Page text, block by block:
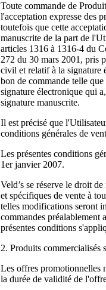
Toute commande de
l'acceptation expresse des
toutefois que cette
manuscrite de la part de
articles 1316 à 1316-4 du
272 du 30 mars 2001, pris
civil et relatif à la signature
bon de commande telle
signature électronique qui
signature manuscrite.
Il est précisé que
conditions générales de
Les présentes conditions
1er janvier 2007.
Veld’s se réserve le droit
et spécifiques de vente à
telles modifications seront
commandes préalablement
présentes conditions
2. Produits commercialisés
Les offres promotionnelles
la durée de validité de